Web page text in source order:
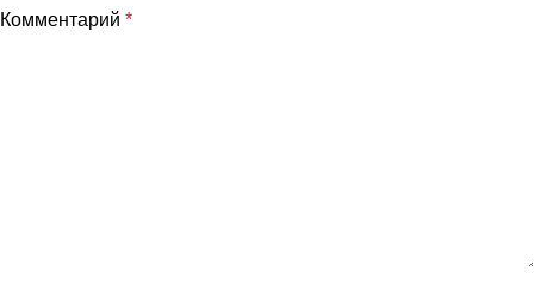
Комментарий *